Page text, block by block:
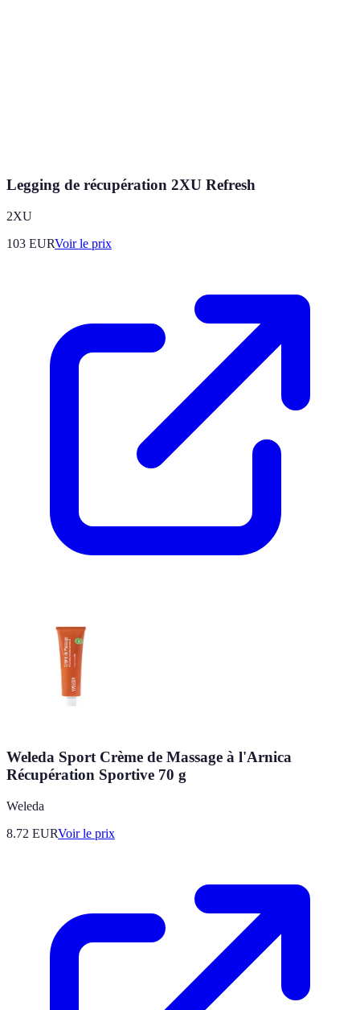
Legging de récupération 2XU Refresh
2XU
103 EURVoir le prix
Weleda Sport Crème de Massage à l'Arnica
Récupération Sportive 70 g
Weleda
8.72 EURVoir le prix